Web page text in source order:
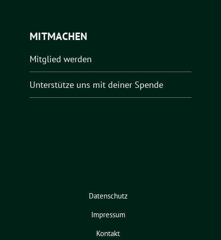
MITMACHEN
Mitglied werden
Unterstütze uns mit deiner Spende
Datenschutz
Impressum
Kontakt